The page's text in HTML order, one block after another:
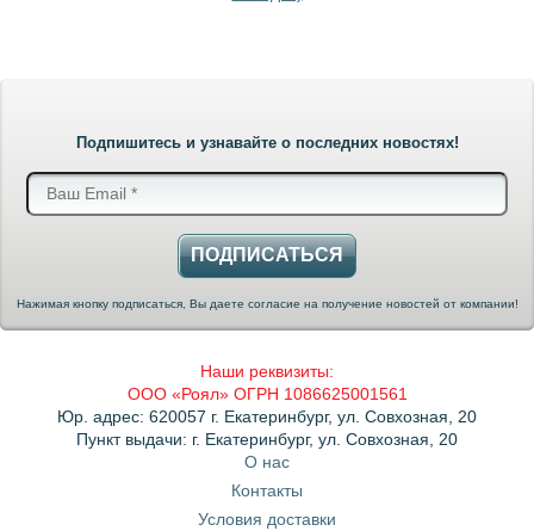
Подпишитесь и узнавайте о последних новостях!
ПОДПИСАТЬСЯ
Нажимая кнопку подписаться, Вы даете согласие на получение новостей от компании!
Наши реквизиты:
ООО «Роял» ОГРН 1086625001561
Юр. адрес: 620057 г. Екатеринбург, ул. Совхозная, 20
Пункт выдачи: г. Екатеринбург, ул. Совхозная, 20
О нас
Контакты
Условия доставки